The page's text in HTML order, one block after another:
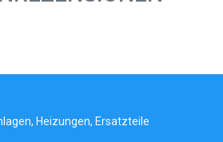
Heizungen, Ersatzteile